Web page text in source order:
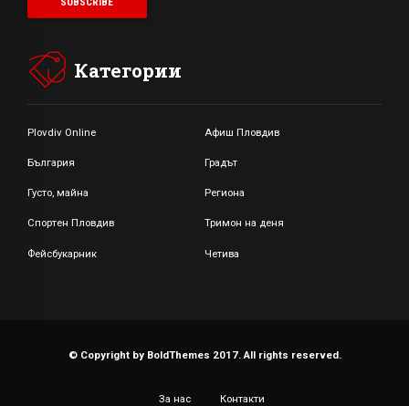
Категории
Plovdiv Online Афиш Пловдив
България Градът
Густо, майна Региона
Спортен Пловдив Тримон на деня
Фейсбукарник Четива
© Copyright by BoldThemes 2017. All rights reserved.
За нас Контакти